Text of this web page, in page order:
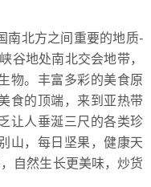
北方之间重要的地质-
谷地处南北交会地带，
物。丰富多彩的美食原
食的顶端，来到亚热带
让人垂涎三尺的各类珍
山，每日坚果，健康天
自然生长更美味，炒货